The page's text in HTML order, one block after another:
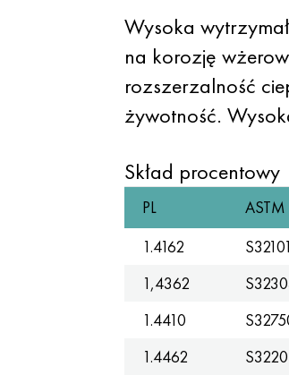
Wysoka
na korozję
rozszerzalność
żywotność.
Skład procentowy
PL ASTM
1.4162
S32101
1,4362
1.4410
1.4462